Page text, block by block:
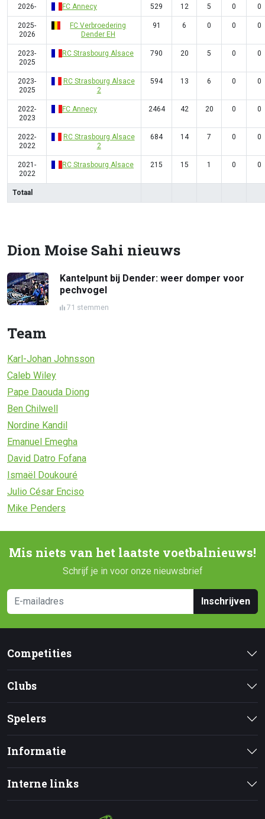
2026- FC Annecy 529 12 5 0 0
2025-
2026
FC Verbroedering
Dender EH
91 6 0 0 0
2023-
2025
RC Strasbourg Alsace 790 20 5 0 0
2023-
2025
RC Strasbourg Alsace
2
594 13 6 0 0
2022-
2023
FC Annecy 2464 42 20 0 0
2022-
2022
RC Strasbourg Alsace
2
684 14 7 0 0
2021-
2022
RC Strasbourg Alsace 215 15 1 0 0
Totaal
Dion Moise Sahi nieuws
Kantelpunt bij Dender: weer domper voor
pechvogel
71 stemmen
Team
Karl-Johan Johnsson
Caleb Wiley
Pape Daouda Diong
Ben Chilwell
Nordine Kandil
Emanuel Emegha
David Datro Fofana
Ismaël Doukouré
Julio César Enciso
Mike Penders
Mis niets van het laatste voetbalnieuws!
Schrijf je in voor onze nieuwsbrief
Inschrijven
Competities
Clubs
Spelers
Informatie
Interne links